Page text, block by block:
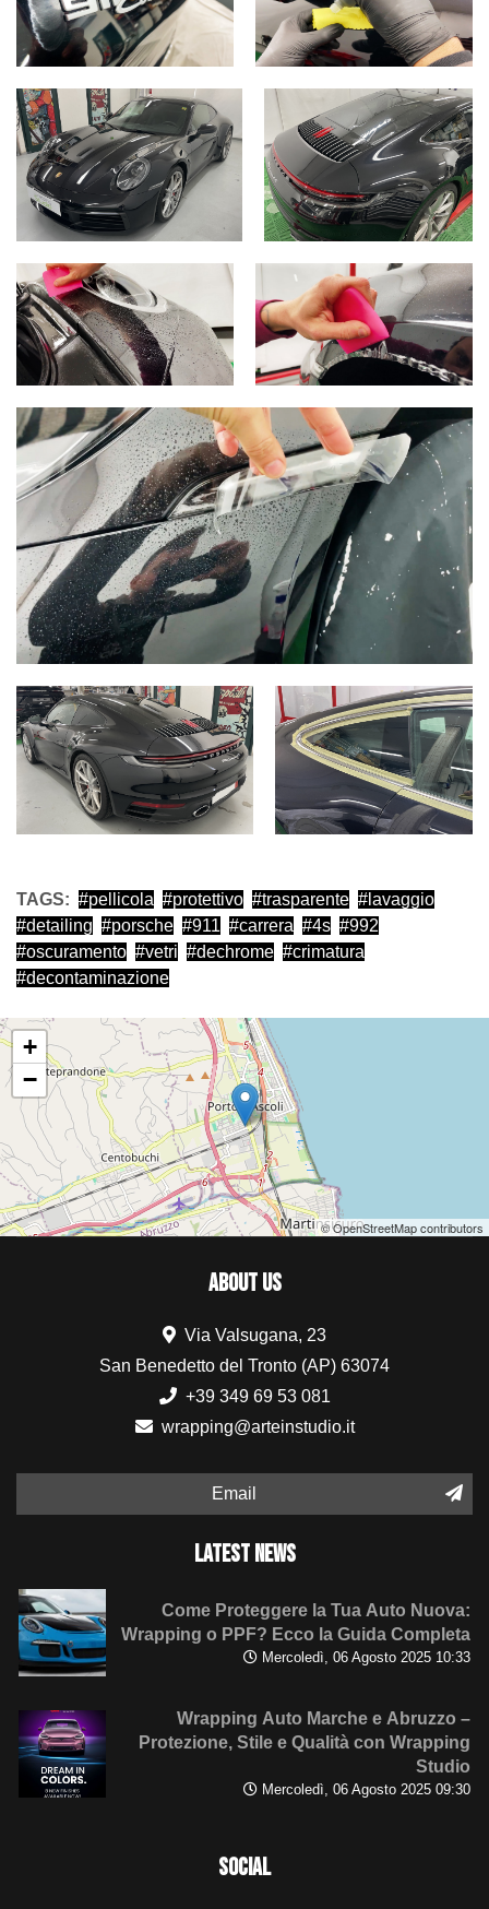
TAGS: pellicola protettivo trasparente
lavaggio
detailing
porsche 911 carrera 4s
992
oscuramento
vetri dechrome
crimatura
decontaminazione
+
−
© OpenStreetMap contributors
ABOUT US
Via Valsugana, 23
San Benedetto del Tronto (AP) 63074
+39 349 69 53 081
wrapping@arteinstudio.it
Email
LATEST NEWS
Come Proteggere la Tua Auto Nuova:
Wrapping o PPF? Ecco la Guida Completa
Mercoledì, 06 Agosto 2025 10:33
Wrapping Auto Marche e Abruzzo –
Protezione, Stile e Qualità con Wrapping
Studio
Mercoledì, 06 Agosto 2025 09:30
SOCIAL